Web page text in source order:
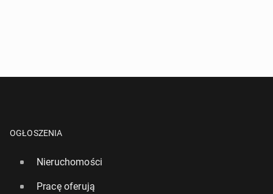
OGŁOSZENIA
Nieruchomości
Pracę oferują